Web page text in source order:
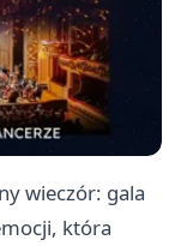
wieczór: gala
która